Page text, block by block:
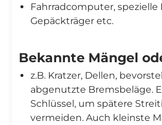
Fahrradcomputer, spezielle
Gepäckträger etc.
Bekannte Mängel
z.B. Kratzer, Dellen,
abgenutzte Bremsbeläge.
Schlüssel, um spätere
vermeiden. Auch kleinste